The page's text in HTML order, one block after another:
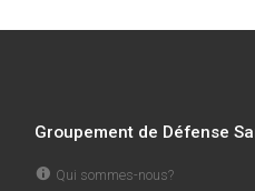
Groupement de Défense
Qui sommes-nous?